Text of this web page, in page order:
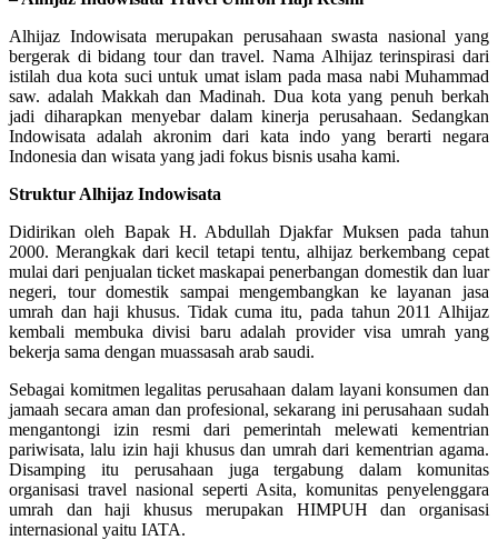
Alhijaz Indowisata merupakan perusahaan swasta nasional yang
bergerak di bidang tour dan travel. Nama Alhijaz terinspirasi dari
istilah dua kota suci untuk umat islam pada masa nabi Muhammad
saw. adalah Makkah dan Madinah. Dua kota yang penuh berkah
jadi diharapkan menyebar dalam kinerja perusahaan. Sedangkan
Indowisata adalah akronim dari kata indo yang berarti negara
Indonesia dan wisata yang jadi fokus bisnis usaha kami.
Struktur Alhijaz Indowisata
Didirikan oleh Bapak H. Abdullah Djakfar Muksen pada tahun
2000. Merangkak dari kecil tetapi tentu, alhijaz berkembang cepat
mulai dari penjualan ticket maskapai penerbangan domestik dan luar
negeri, tour domestik sampai mengembangkan ke layanan jasa
umrah dan haji khusus. Tidak cuma itu, pada tahun 2011 Alhijaz
kembali membuka divisi baru adalah provider visa umrah yang
bekerja sama dengan muassasah arab saudi.
Sebagai komitmen legalitas perusahaan dalam layani konsumen dan
jamaah secara aman dan profesional, sekarang ini perusahaan sudah
mengantongi izin resmi dari pemerintah melewati kementrian
pariwisata, lalu izin haji khusus dan umrah dari kementrian agama.
Disamping itu perusahaan juga tergabung dalam komunitas
organisasi travel nasional seperti Asita, komunitas penyelenggara
umrah dan haji khusus merupakan HIMPUH dan organisasi
internasional yaitu IATA.